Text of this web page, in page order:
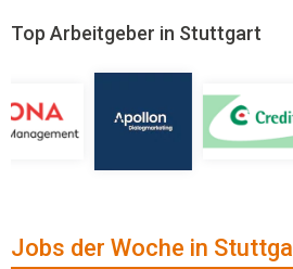
Top Arbeitgeber in Stuttgart
Jobs der Woche in